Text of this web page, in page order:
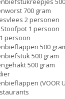
700 gram
2 personen
1 persoon
persoon
500
500 gram
500 gram
(VOOR